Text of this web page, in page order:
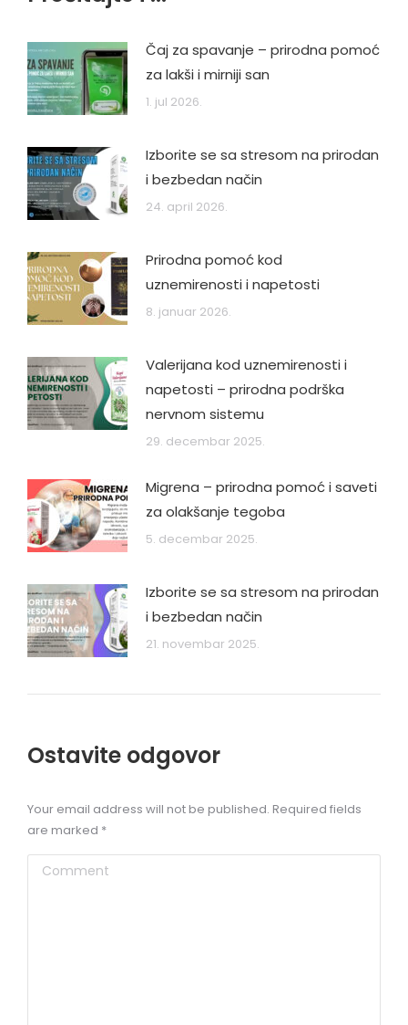
Čaj za spavanje – prirodna pomoć
za lakši i mirniji san
1. jul 2026.
Izborite se sa stresom na prirodan
i bezbedan način
24. april 2026.
Prirodna pomoć kod
uznemirenosti i napetosti
8. januar 2026.
Valerijana kod uznemirenosti i
napetosti – prirodna podrška
nervnom sistemu
29. decembar 2025.
Migrena – prirodna pomoć i saveti
za olakšanje tegoba
5. decembar 2025.
Izborite se sa stresom na prirodan
i bezbedan način
21. novembar 2025.
Ostavite odgovor
Your email address will not be published. Required fields
are marked *
Comment